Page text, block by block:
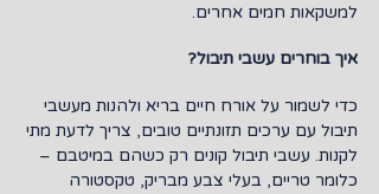
למשקאות חמים אחרים.
איך בוחרים עשבי תיבול?
כדי לשמור על אורח חיים בריא ולהנות מעשבי
תיבול עם ערכים תזונתיים טובים, צריך לדעת מתי
לקנות. עשבי תיבול קונים רק כשהם במיטבם –
כלומר טריים, בעלי צבע מבריק, טקסטורה